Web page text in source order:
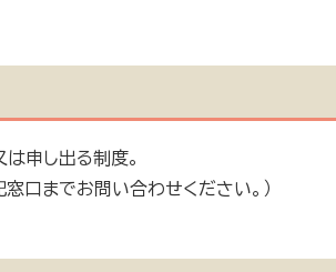
申し出る制度。
口までお問い合わせください。）